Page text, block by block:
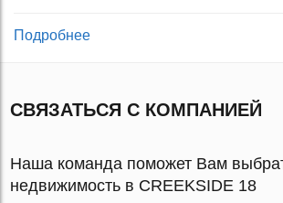
Подробнее
СВЯЗАТЬСЯ С КОМПАНИЕЙ
Наша команда поможет Вам
недвижимость в CREEKSIDE 18